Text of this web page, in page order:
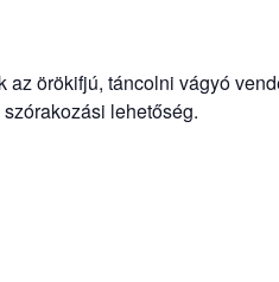
örökifjú, táncolni vágyó
lehetőség.